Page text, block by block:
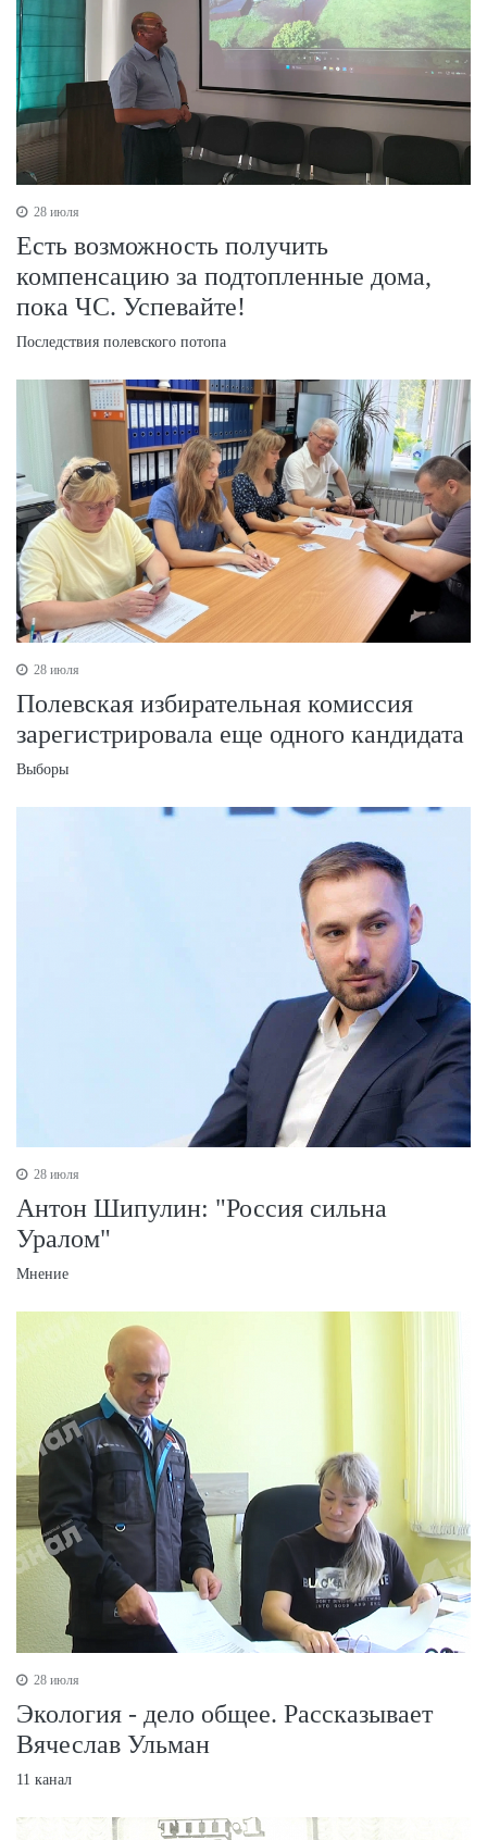
28 июля
Есть возможность получить
компенсацию за подтопленные дома,
пока ЧС. Успевайте!
Последствия полевского потопа
28 июля
Полевская избирательная комиссия
зарегистрировала еще одного кандидата
Выборы
28 июля
Антон Шипулин: "Россия сильна
Уралом"
Мнение
28 июля
Экология - дело общее. Рассказывает
Вячеслав Ульман
11 канал